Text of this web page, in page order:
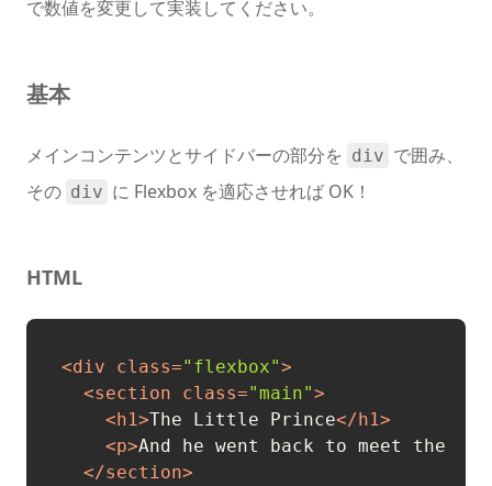
で数値を変更して実装してください。
基本
メインコンテンツとサイドバーの部分を div で囲み、
その div に Flexbox を適応させれば OK！
HTML
<div class="flexbox">
<section class="main">
<h1>The Little Prince</h1>
<p>And he went back to meet the
</section>